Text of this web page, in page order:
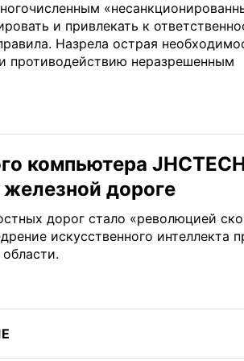
и привлекать к
Назрела острая
неразрешенным
компьютера
дороге
дорог стало «революцией
искусственного интеллекта